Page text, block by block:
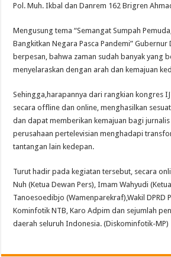
Pol. Muh. Ikbal dan Danrem 162 Brigren
Mengusung tema “Semangat Sumpah
Bangkitkan Negara Pasca Pandemi”
berpesan, bahwa zaman sudah banyak yang
menyelaraskan dengan arah dan kemajuan
Sehingga,harapannya dari rangkian kongres
secara offline dan online, menghasilkan
dan dapat memberikan kemajuan bagi
perusahaan pertelevisian menghadapi
tantangan lain kedepan.
Turut hadir pada kegiatan tersebut, secara
Nuh (Ketua Dewan Pers), Imam Wahyudi
Tanoesoedibjo (Wamenparekraf),Wakil DPRD
Kominfotik NTB, Karo Adpim dan sejumlah
daerah seluruh Indonesia. (Diskominfotik-MP)